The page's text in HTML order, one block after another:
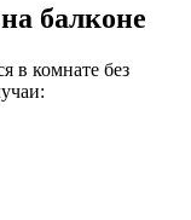
балконе
в комнате без